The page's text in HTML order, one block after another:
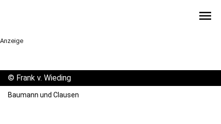
menu
Anzeige
© Frank v. Wieding
Baumann und Clausen